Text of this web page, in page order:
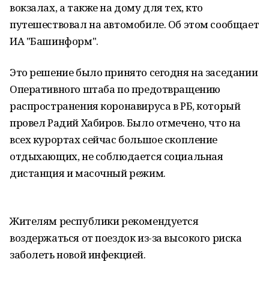
вокзалах, а также на дому для тех, кто
путешествовал на автомобиле. Об этом сообщает
ИА "Башинформ".
Это решение было принято сегодня на заседании
Оперативного штаба по предотвращению
распространения коронавируса в РБ, который
провел Радий Хабиров. Было отмечено, что на
всех курортах сейчас большое скопление
отдыхающих, не соблюдается социальная
дистанция и масочный режим.
Жителям республики рекомендуется
воздержаться от поездок из-за высокого риска
заболеть новой инфекцией.